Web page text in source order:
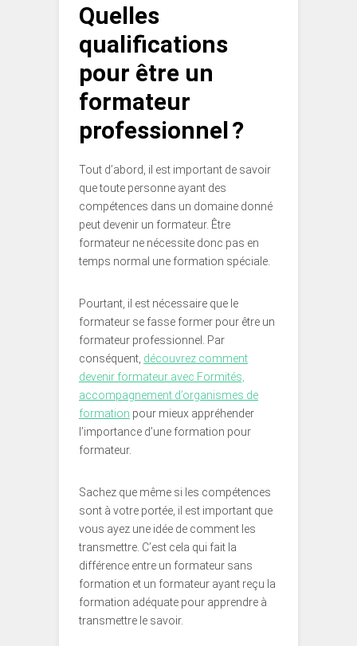
Quelles
qualifications
pour être un
formateur
professionnel ?
Tout d’abord, il est important de savoir
que toute personne ayant des
compétences dans un domaine donné
peut devenir un formateur. Être
formateur ne nécessite donc pas en
temps normal une formation spéciale.
Pourtant, il est nécessaire que le
formateur se fasse former pour être un
formateur professionnel. Par
conséquent, découvrez comment
devenir formateur avec Formités,
accompagnement d’organismes de
formation pour mieux appréhender
l’importance d’une formation pour
formateur.
Sachez que même si les compétences
sont à votre portée, il est important que
vous ayez une idée de comment les
transmettre. C’est cela qui fait la
différence entre un formateur sans
formation et un formateur ayant reçu la
formation adéquate pour apprendre à
transmettre le savoir.